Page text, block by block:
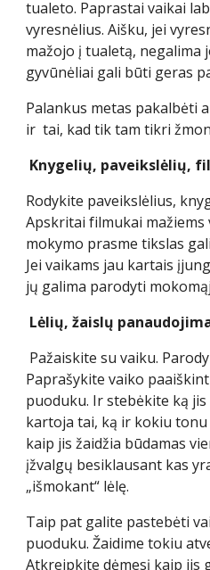
tualeto. Paprastai vaikai
vyresnėlius. Aišku, jei
mažojo į tualetą, negalima
gyvūnėliai gali būti geras
Palankus metas pakalbėti
ir tai, kad tik tam tikri
Knygelių, paveikslėlių,
Rodykite paveikslėlius,
Apskritai filmukai
mokymo prasme tikslas
Jei vaikams jau kartais
jų galima parodyti
Lėlių, žaislų
Pažaiskite su vaiku.
Paprašykite vaiko
puoduku. Ir stebėkite ką
kartoja tai, ką ir kokiu
kaip jis žaidžia būdamas
įžvalgų besiklausant kas
„išmokant“ lėlę.
Taip pat galite pastebėti
puoduku. Žaidime tokiu
Atkreipkite dėmesį kaip jis